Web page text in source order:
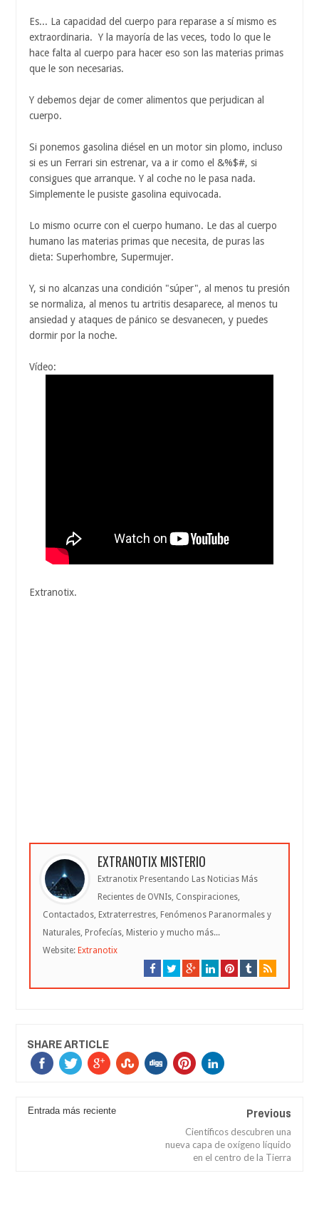
Es... La capacidad del cuerpo para reparase a sí mismo es
extraordinaria. Y la mayoría de las veces, todo lo que le
hace falta al cuerpo para hacer eso son las materias primas
que le son necesarias.
Y debemos dejar de comer alimentos que perjudican al
cuerpo.
Si ponemos gasolina diésel en un motor sin plomo, incluso
si es un Ferrari sin estrenar, va a ir como el &%$#, si
consigues que arranque. Y al coche no le pasa nada.
Simplemente le pusiste gasolina equivocada.
Lo mismo ocurre con el cuerpo humano. Le das al cuerpo
humano las materias primas que necesita, de puras las
dieta: Superhombre, Supermujer.
Y, si no alcanzas una condición "súper", al menos tu presión
se normaliza, al menos tu artritis desaparece, al menos tu
ansiedad y ataques de pánico se desvanecen, y puedes
dormir por la noche.
Vídeo:
Extranotix.
EXTRANOTIX MISTERIO
Extranotix Presentando Las Noticias Más
Recientes de OVNIs, Conspiraciones,
Contactados, Extraterrestres, Fenómenos Paranormales y
Naturales, Profecías, Misterio y mucho más...
Website: Extranotix
SHARE ARTICLE
Entrada más reciente Previous
Científicos descubren una
nueva capa de oxígeno líquido
en el centro de la Tierra